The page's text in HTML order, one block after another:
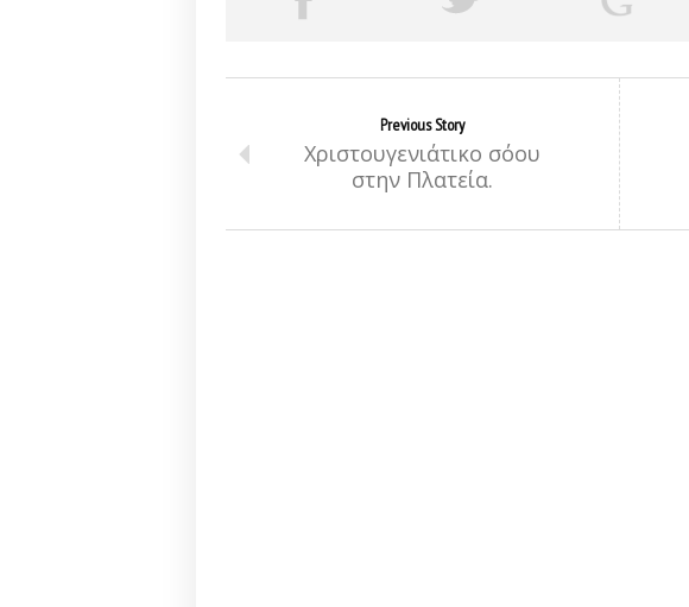
Previous Story
Χριστουγενιάτικο σόου
στην Πλατεία.